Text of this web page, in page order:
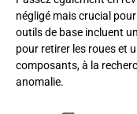
négligé mais crucial
outils de base incluent
pour retirer les roues et
composants, à la
anomalie.